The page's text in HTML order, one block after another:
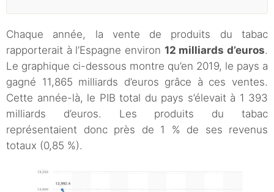
Chaque année, la vente de produits du tabac
rapporterait à l’Espagne environ 12 milliards d’euros.
Le graphique ci-dessous montre qu’en 2019, le pays a
gagné 11,865 milliards d’euros grâce à ces ventes.
Cette année-là, le PIB total du pays s’élevait à 1 393
milliards d’euros. Les produits du tabac
représentaient donc près de 1 % de ses revenus
totaux (0,85 %).